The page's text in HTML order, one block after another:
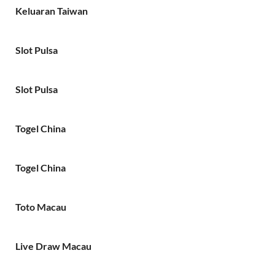
Keluaran Taiwan
Slot Pulsa
Slot Pulsa
Togel China
Togel China
Toto Macau
Live Draw Macau